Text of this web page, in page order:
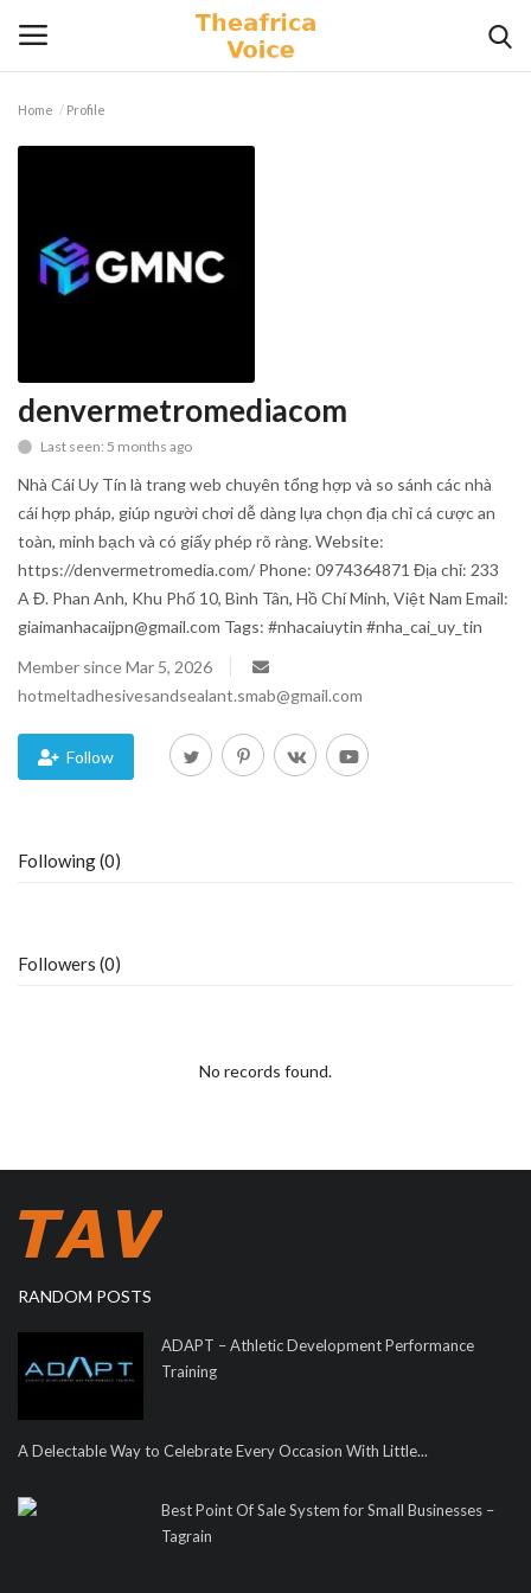
Contact
Lifestyle
Gallery
Blog
Trending
Fashion
Sitemap
Business
Home Profile
denvermetromediacom
Last seen: 5 months ago
Nhà Cái Uy Tín là trang web chuyên tổng hợp và so sánh các nhà
cái hợp pháp, giúp người chơi dễ dàng lựa chọn địa chỉ cá cược an
toàn, minh bạch và có giấy phép rõ ràng. Website:
https://denvermetromedia.com/ Phone: 0974364871 Địa chỉ: 233
A Đ. Phan Anh, Khu Phố 10, Bình Tân, Hồ Chí Minh, Việt Nam Email:
giaimanhacaijpn@gmail.com Tags: #nhacaiuytin #nha_cai_uy_tin
Member since Mar 5, 2026
hotmeltadhesivesandsealant.smab@gmail.com
Follow
Following (0)
Followers (0)
No records found.
RANDOM POSTS
ADAPT – Athletic Development Performance
Training
A Delectable Way to Celebrate Every Occasion With Little...
Best Point Of Sale System for Small Businesses –
Tagrain